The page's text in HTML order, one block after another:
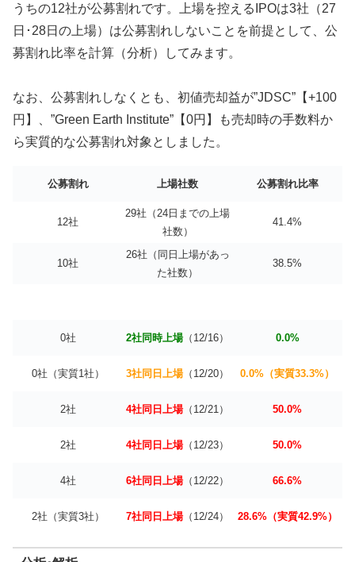
うちの12社が公募割れです。上場を控えるIPOは3社（27
日･28日の上場）は公募割れしないことを前提として、公
募割れ比率を計算（分析）してみます。
なお、公募割れしなくとも、初値売却益が”JDSC”【+100
円】、”Green Earth Institute”【0円】も売却時の手数料か
ら実質的な公募割れ対象としました。
公募割れ 上場社数 公募割れ比率
12社
29社（24日までの上場
社数）
41.4%
10社
26社（同日上場があっ
た社数）
38.5%
0社 2社同時上場（12/16） 0.0%
0社（実質1社） 3社同日上場（12/20） 0.0%（実質33.3%）
2社 4社同日上場（12/21） 50.0%
2社 4社同日上場（12/23） 50.0%
4社 6社同日上場（12/22） 66.6%
2社（実質3社） 7社同日上場（12/24） 28.6%（実質42.9%）